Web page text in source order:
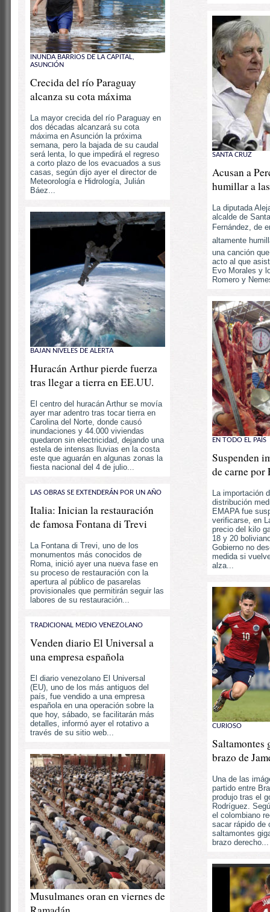
INUNDA BARRIOS DE LA CAPITAL,
ASUNCIÓN
Crecida del río Paraguay
alcanza su cota máxima
La mayor crecida del río Paraguay en
dos décadas alcanzará su cota
máxima en Asunción la próxima
semana, pero la bajada de su caudal
será lenta, lo que impedirá el regreso
a corto plazo de los evacuados a sus
casas, según dijo ayer el director de
Meteorología e Hidrología, Julián
Báez...
BAJAN NIVELES DE ALERTA
Huracán Arthur pierde fuerza
tras llegar a tierra en EE.UU.
El centro del huracán Arthur se movía
ayer mar adentro tras tocar tierra en
Carolina del Norte, donde causó
inundaciones y 44.000 viviendas
quedaron sin electricidad, dejando una
estela de intensas lluvias en la costa
este que aguarán en algunas zonas la
fiesta nacional del 4 de julio...
LAS OBRAS SE EXTENDERÁN POR UN AÑO
Italia: Inician la restauración
de famosa Fontana di Trevi
La Fontana di Trevi, uno de los
monumentos más conocidos de
Roma, inició ayer una nueva fase en
su proceso de restauración con la
apertura al público de pasarelas
provisionales que permitirán seguir las
labores de su restauración...
TRADICIONAL MEDIO VENEZOLANO
Venden diario El Universal a
una empresa española
El diario venezolano El Universal
(EU), uno de los más antiguos del
país, fue vendido a una empresa
española en una operación sobre la
que hoy, sábado, se facilitarán más
detalles, informó ayer el rotativo a
través de su sitio web...
Musulmanes oran en viernes de
SANTA CRUZ
Acusan a
humillar a
La diputada
alcalde de
Fernández, de
altamente
una canción
acto al que
Evo Morales y
Romero y
EN TODO EL PAÍS
Suspenden
de carne por
La importación
distribución
EMAPA fue
verificarse, en
precio del kilo
18 y 20
Gobierno no
medida si
alza...
CURIOSO
Saltamontes
brazo de
Una de las
partido entre
produjo tras el
Rodríguez.
el colombiano
sacar rápido de
saltamontes
brazo derecho...